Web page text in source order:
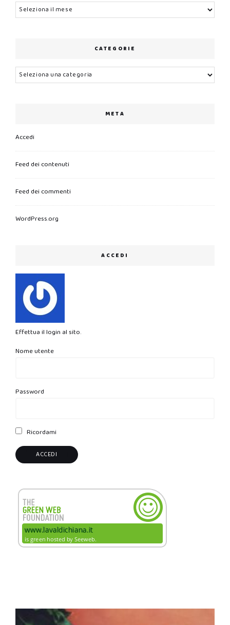
Archivi
CATEGORIE
Categorie
META
Accedi
Feed dei contenuti
Feed dei commenti
WordPress.org
ACCEDI
Effettua il login al sito.
Nome utente
Password
Ricordami